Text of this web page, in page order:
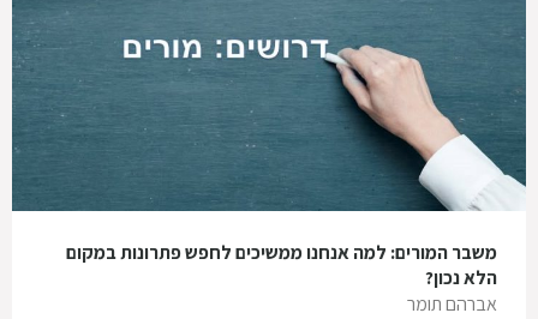
משבר המורים: למה אנחנו ממשיכים לחפש פתרונות במקום
הלא נכון?
אברהם תומר